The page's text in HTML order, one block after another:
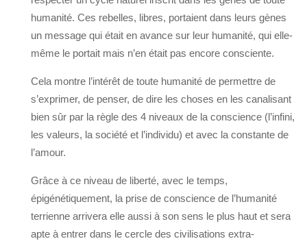
humanité. Ces rebelles, libres, portaient dans leurs gènes
un message qui était en avance sur leur humanité, qui elle-
même le portait mais n’en était pas encore consciente.
Cela montre l’intérêt de toute humanité de permettre de
s’exprimer, de penser, de dire les choses en les canalisant
bien sûr par la règle des 4 niveaux de la conscience (l’infini,
les valeurs, la société et l’individu) et avec la constante de
l’amour.
Grâce à ce niveau de liberté, avec le temps,
épigénétiquement, la prise de conscience de l’humanité
terrienne arrivera elle aussi à son sens le plus haut et sera
apte à entrer dans le cercle des civilisations extra-